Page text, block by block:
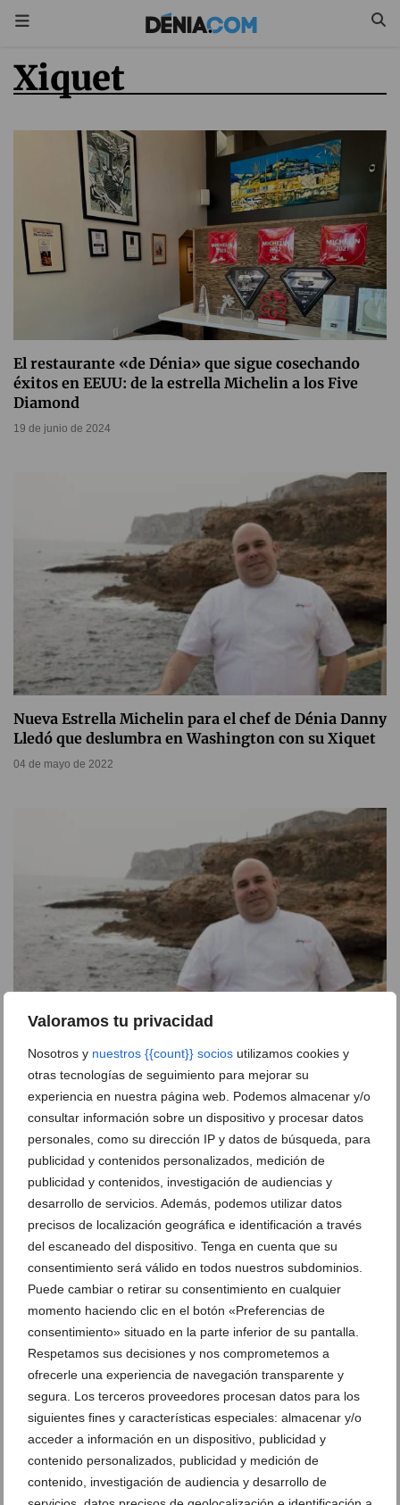
Valoramos tu privacidad
Nosotros y nuestros {{count}} socios utilizamos cookies y
otras tecnologías de seguimiento para mejorar su
experiencia en nuestra página web. Podemos almacenar y/o
consultar información sobre un dispositivo y procesar datos
personales, como su dirección IP y datos de búsqueda, para
publicidad y contenidos personalizados, medición de
publicidad y contenidos, investigación de audiencias y
desarrollo de servicios. Además, podemos utilizar datos
precisos de localización geográfica e identificación a través
del escaneado del dispositivo. Tenga en cuenta que su
consentimiento será válido en todos nuestros subdominios.
Puede cambiar o retirar su consentimiento en cualquier
momento haciendo clic en el botón «Preferencias de
consentimiento» situado en la parte inferior de su pantalla.
Respetamos sus decisiones y nos comprometemos a
ofrecerle una experiencia de navegación transparente y
segura. Los terceros proveedores procesan datos para los
siguientes fines y características especiales: almacenar y/o
acceder a información en un dispositivo, publicidad y
contenido personalizados, publicidad y medición de
contenido, investigación de audiencia y desarrollo de
Xiquet
El restaurante «de Dénia» que sigue cosechando
éxitos en EEUU: de la estrella Michelin a los Five
Diamond
19 de junio de 2024
Nueva Estrella Michelin para el chef de Dénia Danny
Lledó que deslumbra en Washington con su Xiquet
04 de mayo de 2022
Danny Lledó, la estrella Michelin que con un menú
dianense ha conquistado los paladares de
Washington DC
15 de agosto de 2021
Ver promociones
Ver sorteos